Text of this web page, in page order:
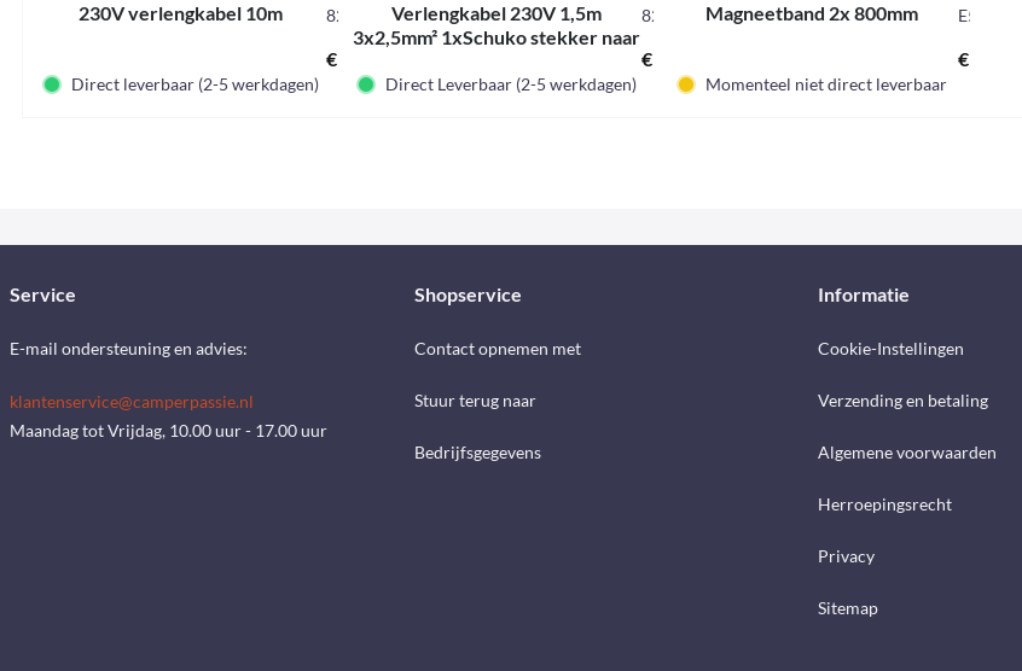
230V verlengkabel 10m 82024
€ 29,95 *
Direct leverbaar (2-5 werkdagen)
Verlengkabel 230V 1,5m
3x2,5mm² 1xSchuko stekker naar
82006
€ 5,60 *
Direct Leverbaar (2-5 werkdagen)
Magneetband 2x 800mm E5169
€ 11,10 *
Momenteel niet direct leverbaar
Service
E-mail ondersteuning en advies:
klantenservice@camperpassie.nl
Maandag tot Vrijdag, 10.00 uur - 17.00 uur
Shopservice
Contact opnemen met
Stuur terug naar
Bedrijfsgegevens
Informatie
Cookie-Instellingen
Verzending en betaling
Algemene voorwaarden
Herroepingsrecht
Privacy
Sitemap